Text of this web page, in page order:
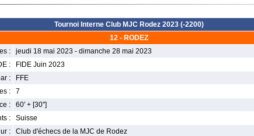
Tournoi Interne Club MJC Rodez 2023 (-2200)
12 - RODEZ
:
jeudi 18 mai 2023 - dimanche 28 mai 2023
:
FIDE Juin 2023
:
FFE
:
7
:
60' + [30'']
:
Suisse
:
Club d'échecs de la MJC de Rodez